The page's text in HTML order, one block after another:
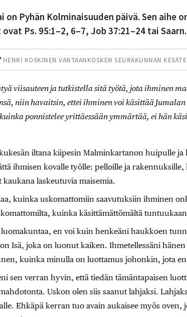
on Pyhän Kolminaisuuden päivä. Sen aihe
Ps. 95:1–2, 6–7, Job 37:21–24 tai
HENRI KOSKINEN VANTAANKOSKEN SEURAKUNNAN
viisauteen ja tutkistella sitä työtä, jota ihminen
niin havaitsin, ettei ihminen voi käsittää
ponnistelee yrittäessään ymmärtää, ei hän
iltana kiipesin Malminkartanon huipulle
ihmisen kovalle työlle: pelloille ja
laskeutuvia maisemia.
kuinka uskomattomiin saavutuksiin ihminen
kuinka käsittämättömältä tuntuukaan
en voi kuin henkeäni haukkoen
on Isä, joka on luonut kaiken. Ihmetellessäni
kuinka minulla on luottamus johonkin, jota
sen verran hyvin, että tiedän tämäntapaisen
Uskon olen siis saanut lahjaksi.
Ehkäpä kerran tuo avain aukaisee myös oven,